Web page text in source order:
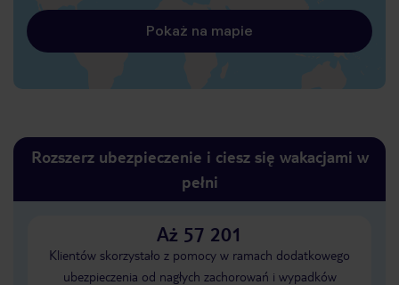
Pokaż na mapie
Rozszerz ubezpieczenie i ciesz się wakacjami w
pełni
Aż 57 201
Klientów skorzystało z pomocy w ramach dodatkowego
ubezpieczenia od nagłych zachorowań i wypadków